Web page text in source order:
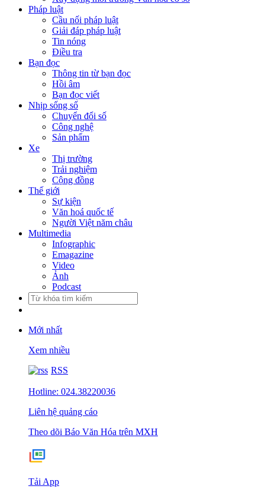
Pháp luật
Cầu nối pháp luật
Giải đáp pháp luật
Tin nóng
Điều tra
Bạn đọc
Thông tin từ bạn đọc
Hồi âm
Bạn đọc viết
Nhịp sống số
Chuyển đổi số
Công nghệ
Sản phẩm
Xe
Thị trường
Trải nghiệm
Cộng đồng
Thế giới
Sự kiện
Văn hoá quốc tế
Người Việt năm châu
Multimedia
Infographic
Emagazine
Video
Ảnh
Podcast
Mới nhất
Xem nhiều
RSS
Hotline: 024.38220036
Liên hệ quảng cáo
Theo dõi Báo Văn Hóa trên MXH
Tải App